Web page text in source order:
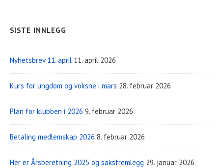
SISTE INNLEGG
Nyhetsbrev 11. april 11. april 2026
Kurs for ungdom og voksne i mars 28. februar 2026
Plan for klubben i 2026 9. februar 2026
Betaling medlemskap 2026 8. februar 2026
Her er Årsberetning 2025 og saksfremlegg 29. januar 2026